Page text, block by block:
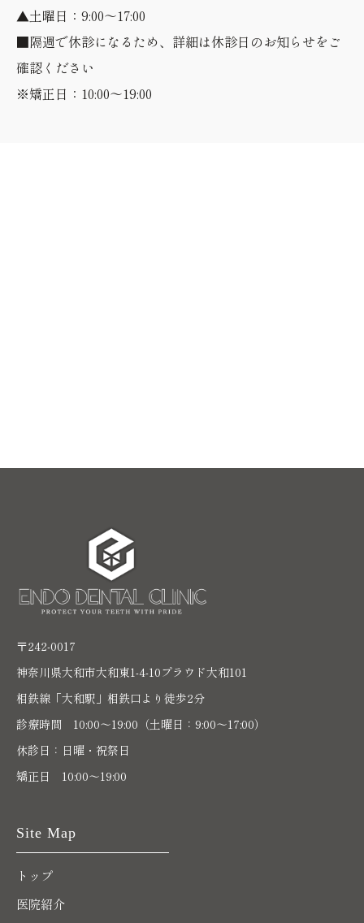
▲土曜日：9:00～17:00
■隔週で休診になるため、詳細は休診日のお知らせをご
確認ください
※矯正日：10:00～19:00
〒242-0017
神奈川県大和市大和東1-4-10プラウド大和101
相鉄線「大和駅」相鉄口より徒歩2分
診療時間 10:00〜19:00（土曜日：9:00～17:00）
休診日：日曜・祝祭日
矯正日 10:00～19:00
Site Map
トップ
医院紹介